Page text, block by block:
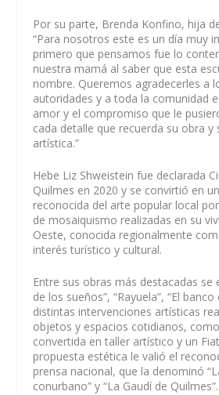
Por su parte, Brenda Konfino, hija
“Para nosotros este es un día muy
primero que pensamos fue lo
nuestra mamá al saber que esta
nombre. Queremos agradecerles a
autoridades y a toda la comunidad
amor y el compromiso que le
cada detalle que recuerda su obra y
artística.”
Hebe Liz Shweistein fue declarada
Quilmes en 2020 y se convirtió en
reconocida del arte popular local
de mosaiquismo realizadas en su
Oeste, conocida regionalmente
interés turístico y cultural.
Entre sus obras más destacadas se
de los sueños”, “Rayuela”, “El
distintas intervenciones artísticas
objetos y espacios cotidianos,
convertida en taller artístico y un
propuesta estética le valió el
prensa nacional, que la denominó
conurbano” y “La Gaudí de Quilmes”.